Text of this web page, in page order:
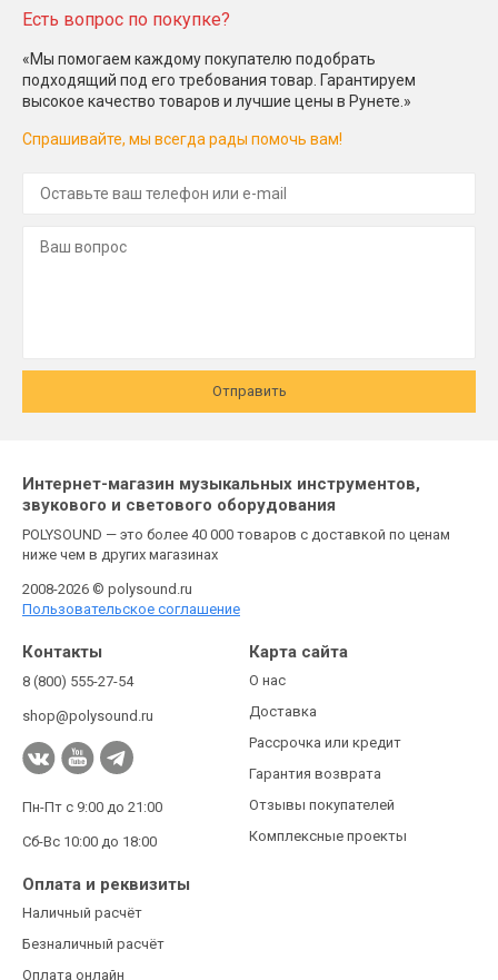
Есть вопрос по покупке?
«Мы помогаем каждому покупателю подобрать
подходящий под его требования товар. Гарантируем
высокое качество товаров и лучшие цены в Рунете.»
Спрашивайте, мы всегда рады помочь вам!
Отправить
Интернет-магазин музыкальных инструментов,
звукового и светового оборудования
POLYSOUND — это более 40 000 товаров с доставкой по ценам
ниже чем в других магазинах
2008-2026 © polysound.ru
Пользовательское соглашение
Контакты
8 (800) 555-27-54
shop@polysound.ru
Пн-Пт с 9:00 до 21:00
Сб-Вс 10:00 до 18:00
Карта сайта
О нас
Доставка
Рассрочка или кредит
Гарантия возврата
Отзывы покупателей
Комплексные проекты
Оплата и реквизиты
Наличный расчёт
Безналичный расчёт
Оплата онлайн